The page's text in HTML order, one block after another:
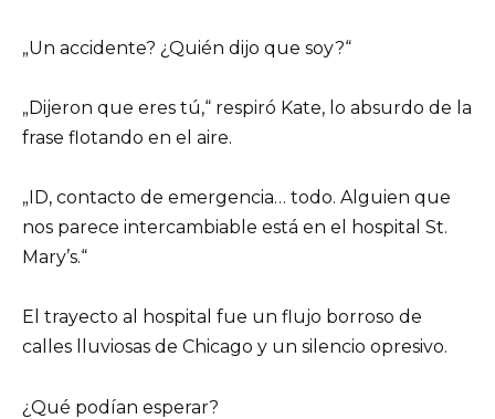
„Un accidente? ¿Quién dijo que soy?“
„Dijeron que eres tú,“ respiró Kate, lo absurdo de la
frase flotando en el aire.
„ID, contacto de emergencia… todo. Alguien que
nos parece intercambiable está en el hospital St.
Mary’s.“
El trayecto al hospital fue un flujo borroso de
calles lluviosas de Chicago y un silencio opresivo.
¿Qué podían esperar?